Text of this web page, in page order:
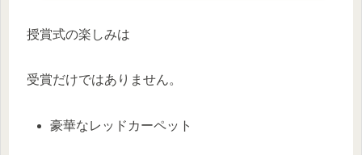
授賞式の楽しみは
受賞だけではありません。
豪華なレッドカーペット